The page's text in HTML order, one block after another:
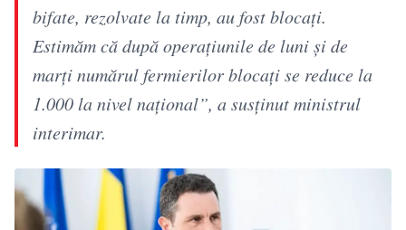
bifate, rezolvate la timp, au fost blocaţi.
Estimăm că după operaţiunile de luni şi de
marţi numărul fermierilor blocaţi se reduce la
1.000 la nivel naţional”, a susţinut ministrul
interimar.